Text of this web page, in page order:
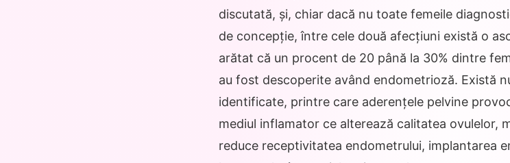
discutată, și, chiar dacă nu toate femeile
de concepție, între cele două afecțiuni există o
arătat că un procent de 20 până la 30% dintre
au fost descoperite având endometrioză. Există
identificate, printre care aderențele pelvine
mediul inflamator ce alterează calitatea ovulelor,
reduce receptivitatea endometrului, implantarea